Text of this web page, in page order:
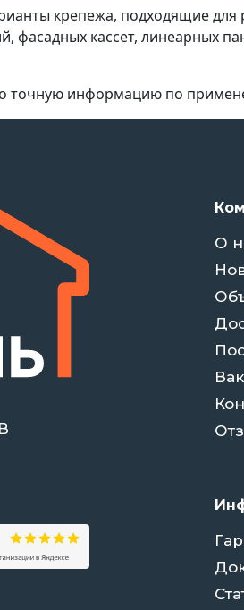
крепежа, подходящие
фасадных кассет, линеарных
точную информацию по
О